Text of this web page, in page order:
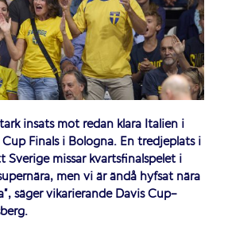
insats mot redan klara Italien i
Finals i Bologna. En tredjeplats i
missar kvartsfinalspelet i
men vi är ändå hyfsat nära
säger vikarierande Davis Cup-